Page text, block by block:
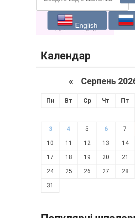
English
Календар
« Серпень
Пн Вт Ср Чт Пт
3 4 5 6 7
10 11 12 13 14
17 18 19 20 21
24 25 26 27 28
31